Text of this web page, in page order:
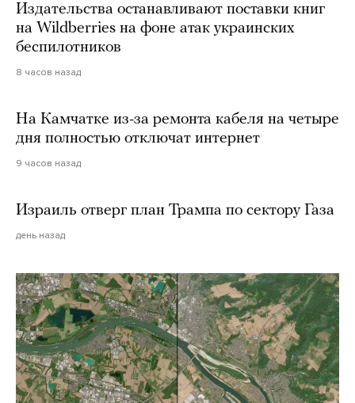
Издательства останавливают поставки книг
на Wildberries на фоне атак украинских
беспилотников
8 часов назад
На Камчатке из-за ремонта кабеля на четыре
дня полностью отключат интернет
9 часов назад
Израиль отверг план Трампа по сектору Газа
день назад